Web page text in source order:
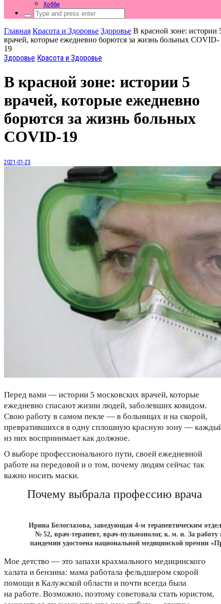
Хобби
Search
for:
Главная Красота и Здоровье Здоровье В красной зоне: истории
врачей, которые ежедневно борются за жизнь больных COVID-
19
Здоровье Красота и Здоровье
В красной зоне: истории 5
врачей, которые ежедневно
борются за жизнь больных
COVID-19
2021-01-23
Перед вами — истории 5 московских врачей, которые
ежедневно спасают жизни людей, заболевших ковидом.
Свою работу в самом пекле — в больницах и на скорой,
превратившихся в одну сплошную красную зону —
из них воспринимает как должное.
О выборе профессионального пути, своей ежедневной
работе на передовой и о том, почему людям сейчас так
важно носить маски.
Почему выбрала профессию врача
Ирина Белоглазова, заведующая 4-м терапевтическим
№ 52, врач-терапевт, врач-пульмонолог, к. м. н. За работу
пандемии удостоена национальной медицинской премии
Мое детство — это запахи крахмального медицинского
халата и бензина: мама работала фельдшером скорой
помощи в Калужской области и почти всегда была
на работе. Возможно, поэтому советовала стать юристом,